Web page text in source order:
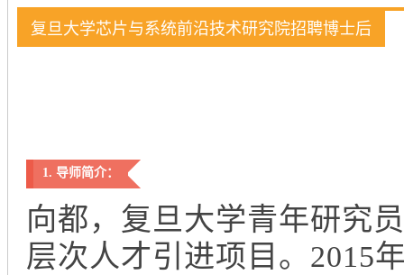
复旦大学芯片与系统前沿技术研究院招聘博士后
1. 导师简介：
向都，复旦大学青年研究
层次人才引进项目。2015